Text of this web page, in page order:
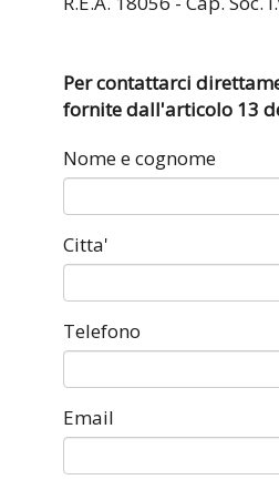
Per contattarci
fornite dall'articolo 13
Nome e cognome
Citta'
Telefono
Email